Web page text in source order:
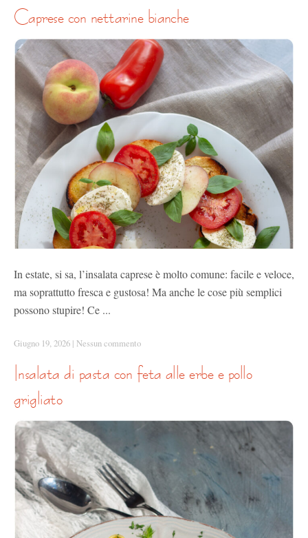
caprese con nettarine bianche
In estate, si sa, l’insalata caprese è molto comune: facile e veloce,
ma soprattutto fresca e gustosa! Ma anche le cose più semplici
possono stupire! Ce ...
Giugno 19, 2026 | Nessun commento
insalata di pasta con feta alle erbe e pollo
grigliato